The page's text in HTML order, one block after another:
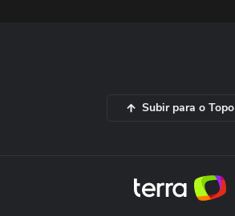
Subir para o Topo